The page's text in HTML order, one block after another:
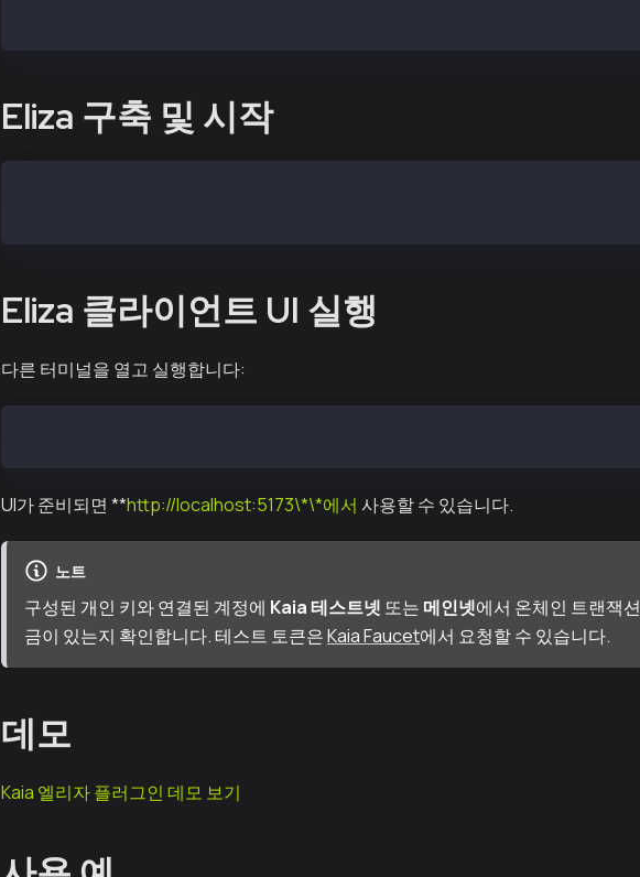
Eliza 구축 및 시작
Eliza 클라이언트 UI 실행
다른 터미널을 열고 실행합니다:
UI가 준비되면 **http://localhost:5173\*\*에서 사용할 수 있습니다.
노트
구성된 개인 키와 연결된 계정에 Kaia 테스트넷 또는 메인넷에서 온체인 트랜잭
금이 있는지 확인합니다. 테스트 토큰은Kaia Faucet에서 요청할 수 있습니다.
데모
Kaia 엘리자 플러그인 데모 보기